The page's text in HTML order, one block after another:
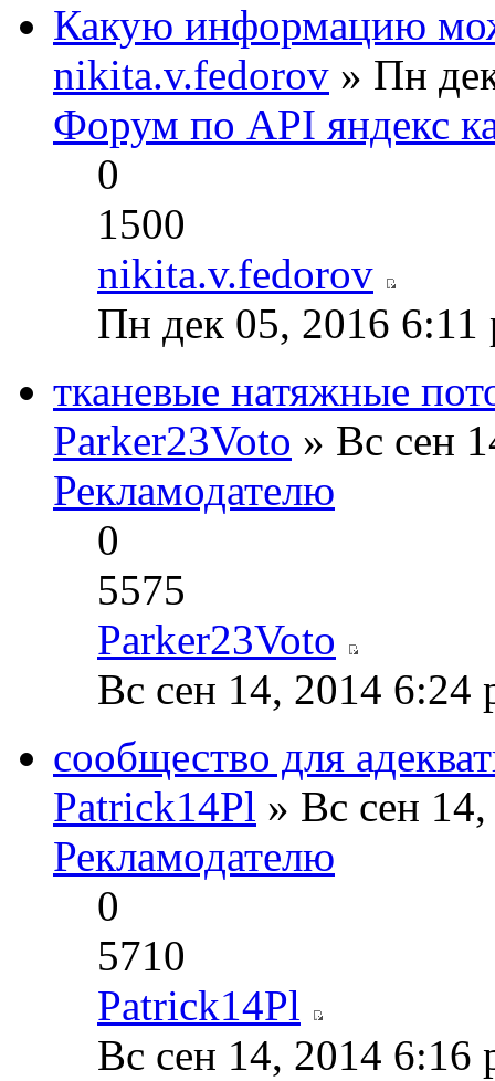
Какую информацию
nikita.v.fedorov » Пн
Форум по API яндекс
0
1500
nikita.v.fedorov
Пн дек 05, 2016 6:11
тканевые натяжные
Parker23Voto » Вс сен
Рекламодателю
0
5575
Parker23Voto
Вс сен 14, 2014 6:24
сообщество для
Patrick14Pl » Вс сен
Рекламодателю
0
5710
Patrick14Pl
Вс сен 14, 2014 6:16